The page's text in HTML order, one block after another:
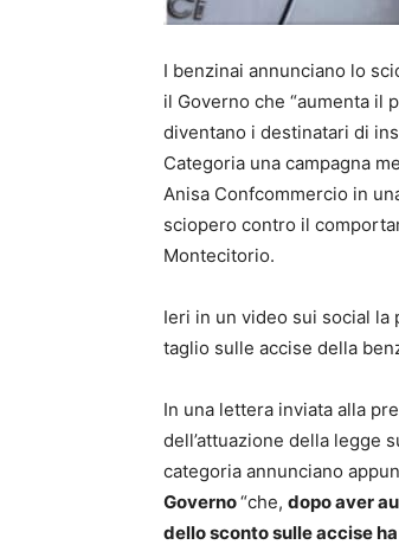
I benzinai annunciano lo
il Governo che “aumenta il
diventano i destinatari di
Categoria una campagna
Anisa Confcommercio in
sciopero contro il
Montecitorio.
Ieri in un video sui social
taglio sulle accise della
In una lettera inviata alla
dell’attuazione della legge
categoria annunciano
Governo“che, dopo aver
dello sconto sulle accise